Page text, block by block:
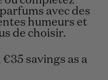
avec des
humeurs et
de choisir.
savings as a